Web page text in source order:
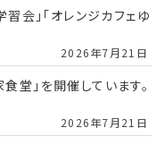
会」「オレンジカフェゆ
2026年7月21日
堂」を開催しています。
2026年7月21日